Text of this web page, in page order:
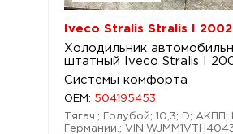
Iveco Stralis Stralis I
Холодильник
штатный Iveco Stralis I
Системы комфорта
OEM: 504195453
Тягач.; Голубой; 10,3; D; АКПП;
Германии.;